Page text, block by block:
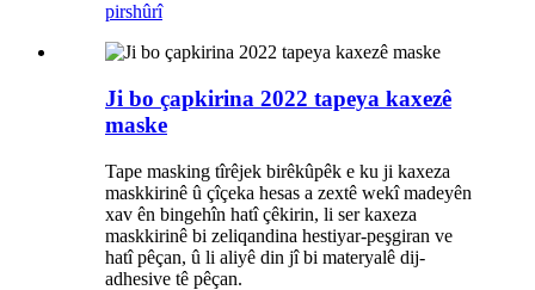
pirshûrî
Ji bo çapkirina 2022 tapeya kaxezê
maske
Tape masking tîrêjek birêkûpêk e ku ji kaxeza
maskkirinê û çîçeka hesas a zextê wekî madeyên
xav ên bingehîn hatî çêkirin, li ser kaxeza
maskkirinê bi zeliqandina hestiyar-peşgiran ve
hatî pêçan, û li aliyê din jî bi materyalê dij-
adhesive tê pêçan.